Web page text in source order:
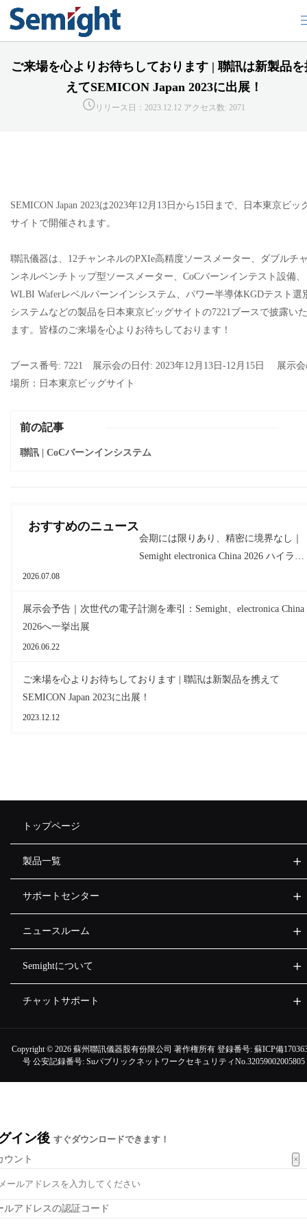
ご来場を心よりお待ちしております | 聯訊は新製品を
えてSEMICON Japan 2023に出展！
リリース日：2023.12.12 アクセス数: 2071
SEMICON Japan 2023は2023年12月13日から15日まで、日本東京ビッ
サイトで開催されます。
聯訊儀器は、12チャンネルのPXIe高精度ソースメーター、ダブルチ
ンネルベンチトップ型ソースメーター、CoCバーンインテスト設備、
WLBI Waferレベルバーンインシステム、パワー半導体KGDテスト選
システムなどの製品を日本東京ビッグサイトの7221ブースで披露い
ます。皆様のご来場を心よりお待ちしております！
ブース番号: 7221 展示会の日付: 2023年12月13日-12月15日 展示会
場所：日本東京ビッグサイト
前の記事
聯訊 | CoCバーンインシステム
おすすめのニュース
会期には限りあり、精密に境界なし｜
Semight electronica China 2026 ハイライ
2026.07.08
展示会予告｜次世代の電子計測を牽引：Semight、electronica China
2026へ一挙出展
2026.06.22
ご来場を心よりお待ちしております | 聯訊は新製品を携えて
SEMICON Japan 2023に出展！
2023.12.12
トップページ
製品一覧
サポートセンター
ニュースルーム
Semightについて
チャットサポート
Copyright © 2026 蘇州聯訊儀器股有份限公司 著作権所有 登録番号: 蘇ICP備
号 公安記録番号: SuパブリックネットワークセキュリティNo.32059002005805
×
イン後すぐダウンロードできます！
ウント
ルアドレスの認証コード